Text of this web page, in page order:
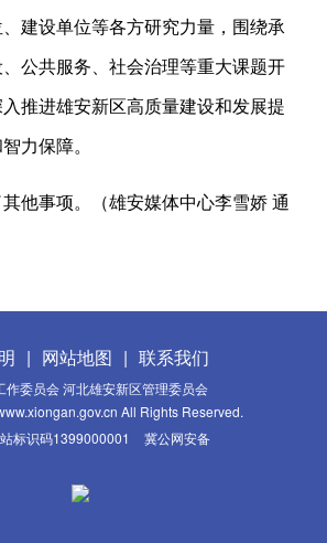
建设单位等各方研究力量，围绕承
公共服务、社会治理等重大课题开
推进雄安新区高质量建设和发展提
力保障。
事项。（雄安媒体中心李雪娇 通
| 网站地图 | 联系我们
作委员会 河北雄安新区管理委员会
All Rights Reserved.
标识码1399000001
冀公网安备